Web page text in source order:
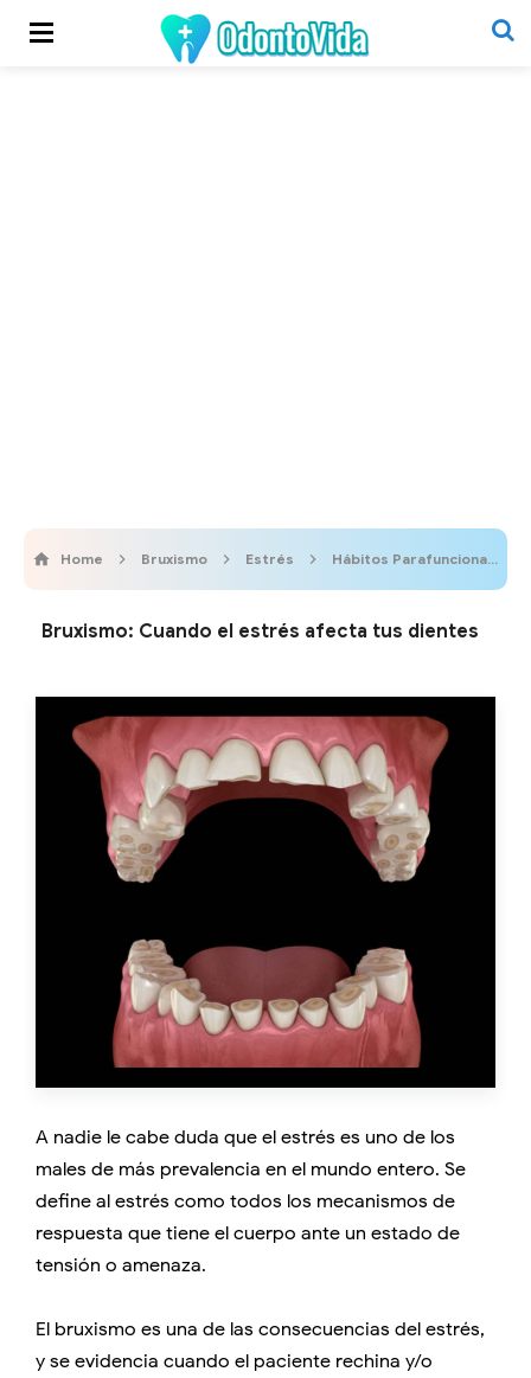
Home Bruxismo Estrés Hábitos Parafuncionales
Bruxismo: Cuando el estrés afecta tus dientes
A nadie le cabe duda que el estrés es uno de los
males de más prevalencia en el mundo entero. Se
define al estrés como todos los mecanismos de
respuesta que tiene el cuerpo ante un estado de
tensión o amenaza.
El bruxismo es una de las consecuencias del estrés,
y se evidencia cuando el paciente rechina y/o